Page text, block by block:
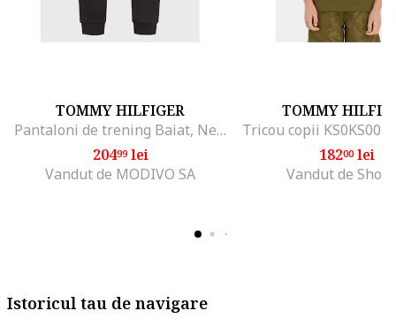
TOMMY HILFIGER
Pantaloni de trening Baiat, Negru, 100% bumbac, 4Y
20499lei
Vandut de MODIVO SA
TOMMY
Tricou copii
18200lei
Vandut de
Istoricul tau de navigare